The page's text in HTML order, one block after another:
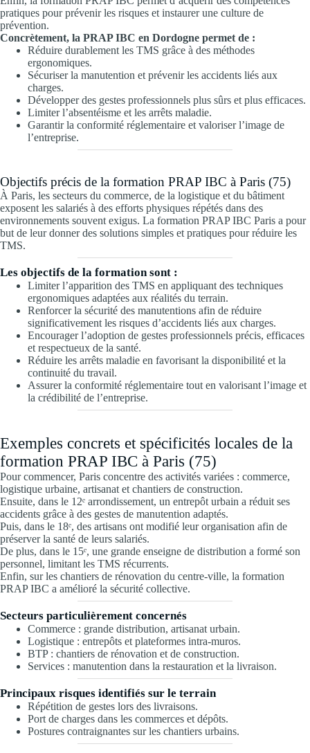
pratiques pour prévenir les risques et instaurer une culture de
prévention.
Concrètement, la PRAP IBC en Dordogne permet de :
Réduire durablement les TMS grâce à des méthodes
ergonomiques.
Sécuriser la manutention et prévenir les accidents liés aux
charges.
Développer des gestes professionnels plus sûrs et plus efficaces.
Limiter l’absentéisme et les arrêts maladie.
Garantir la conformité réglementaire et valoriser l’image de
l’entreprise.
Objectifs précis de la formation PRAP IBC à Paris (75)
À Paris, les secteurs du commerce, de la logistique et du bâtiment
exposent les salariés à des efforts physiques répétés dans des
environnements souvent exigus. La formation PRAP IBC Paris a pour
but de leur donner des solutions simples et pratiques pour réduire les
TMS.
Les objectifs de la formation sont :
Limiter l’apparition des TMS en appliquant des techniques
ergonomiques adaptées aux réalités du terrain.
Renforcer la sécurité des manutentions afin de réduire
significativement les risques d’accidents liés aux charges.
Encourager l’adoption de gestes professionnels précis, efficaces
et respectueux de la santé.
Réduire les arrêts maladie en favorisant la disponibilité et la
continuité du travail.
Assurer la conformité réglementaire tout en valorisant l’image et
la crédibilité de l’entreprise.
Exemples concrets et spécificités locales de la
formation PRAP IBC à Paris (75)
Pour commencer, Paris concentre des activités variées : commerce,
logistique urbaine, artisanat et chantiers de construction.
Ensuite, dans le 12ᵉ arrondissement, un entrepôt urbain a réduit ses
accidents grâce à des gestes de manutention adaptés.
Puis, dans le 18ᵉ, des artisans ont modifié leur organisation afin de
préserver la santé de leurs salariés.
De plus, dans le 15ᵉ, une grande enseigne de distribution a formé son
personnel, limitant les TMS récurrents.
Enfin, sur les chantiers de rénovation du centre-ville, la formation
PRAP IBC a amélioré la sécurité collective.
Secteurs particulièrement concernés
Commerce : grande distribution, artisanat urbain.
Logistique : entrepôts et plateformes intra-muros.
BTP : chantiers de rénovation et de construction.
Services : manutention dans la restauration et la livraison.
Principaux risques identifiés sur le terrain
Répétition de gestes lors des livraisons.
Port de charges dans les commerces et dépôts.
Postures contraignantes sur les chantiers urbains.